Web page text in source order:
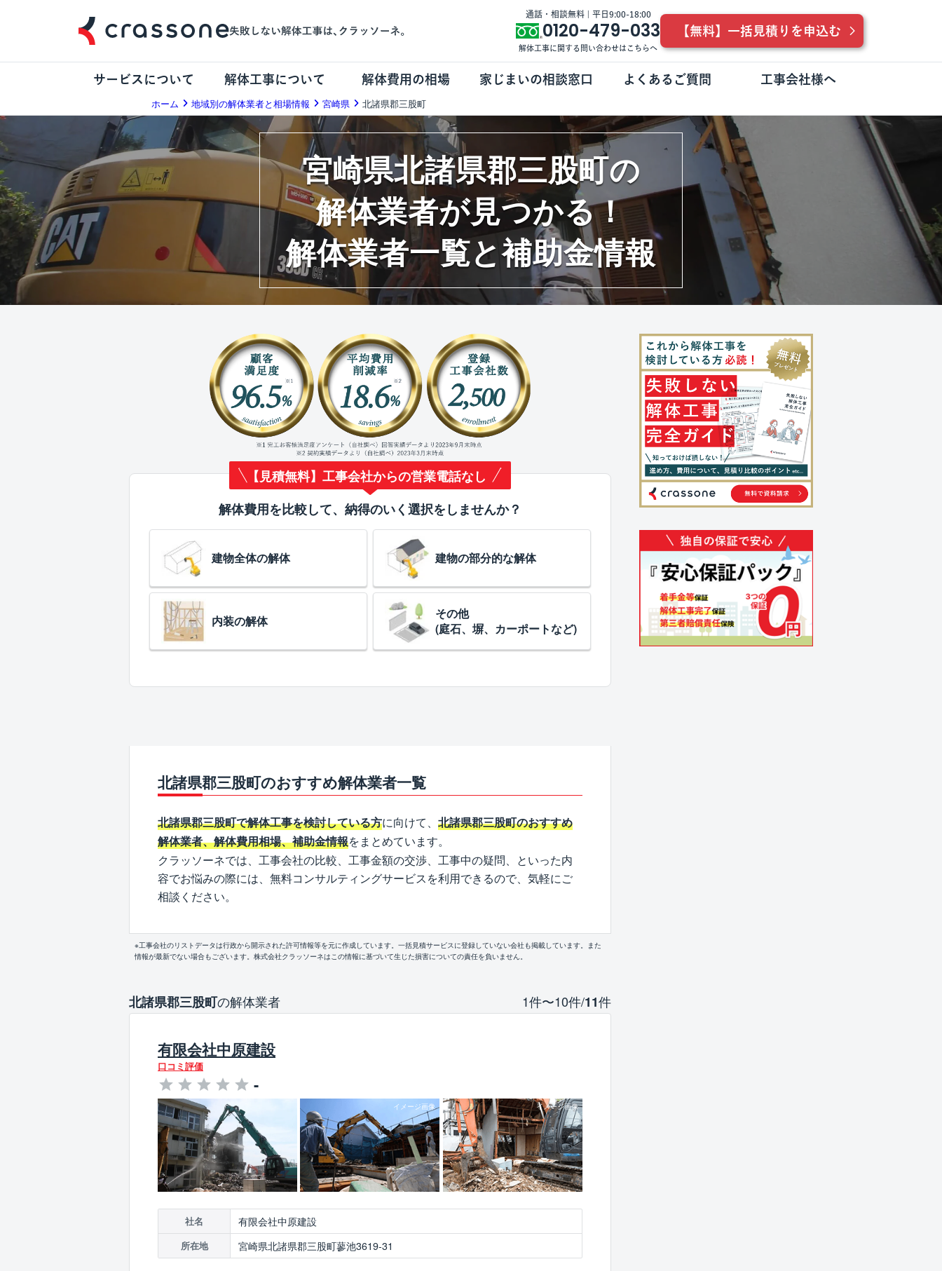
通話・相談無料 | 平日9:00-18:00
0120-479-033
解体工事に関する問い合わせはこちらへ
【無料】一括見積りを申込む
サービスについて 解体工事について 解体費用の相場 家じまいの相談窓口 よくあるご質問 工事会社様へ
ホーム 地域別の解体業者と相場情報 宮崎県 北諸県郡三股町
宮崎県北諸県郡三股町の
解体業者が見つかる！
解体業者一覧と補助金情報
【見積無料】工事会社からの営業電話なし
解体費用を比較して、納得のいく選択をしませんか？
建物全体の解体 建物の部分的な解体
内装の解体
その他
(庭石、塀、カーポートなど)
北諸県郡三股町のおすすめ解体業者一覧
北諸県郡三股町で解体工事を検討している方に向けて、 北諸県郡三股町のおすすめ
解体業者、解体費用相場、補助金情報をまとめています。
クラッソーネでは、工事会社の比較、工事金額の交渉、工事中の疑問、といった内
容でお悩みの際には、無料コンサルティングサービスを利用できるので、気軽にご
相談ください。
※工事会社のリストデータは行政から開示された許可情報等を元に作成しています。一括見積サービスに登録していない会社も掲載しています。また
情報が最新でない場合もございます。株式会社クラッソーネはこの情報に基づいて生じた損害についての責任を負いません。
北諸県郡三股町の解体業者 1件〜10件/11件
有限会社中原建設
口コミ評価
-
社名 有限会社中原建設
所在地 宮崎県北諸県郡三股町蓼池3619-31